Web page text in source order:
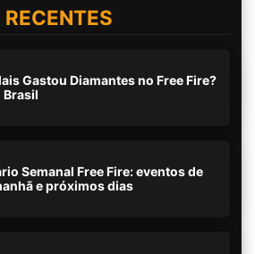
Gastou Diamantes no Free Fire?
Brasil
Semanal Free Fire: eventos de
e próximos dias